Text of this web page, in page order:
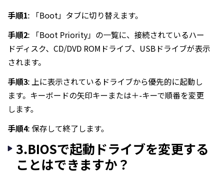
手順1: 「Boot」タブに切り替えます。
手順2: 「Boot Priority」の一覧に、接続されているハー
ドディスク、CD/DVD ROMドライブ、USBドライブが表示
されます。
手順3: 上に表示されているドライブから優先的に起動し
ます。キーボードの矢印キーまたは＋-キーで順番を変更
します。
手順4: 保存して終了します。
3.BIOSで起動ドライブを変更する
ことはできますか？